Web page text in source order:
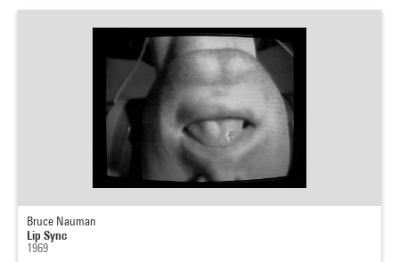
Bruce Nauman
Lip Sync
1969